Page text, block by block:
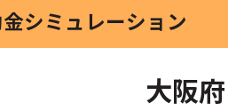
シミュレーション
大阪府